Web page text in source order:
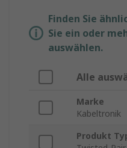
Finden Sie
Sie ein oder
auswählen.
Alle
Marke
Kabeltronik
Produkt